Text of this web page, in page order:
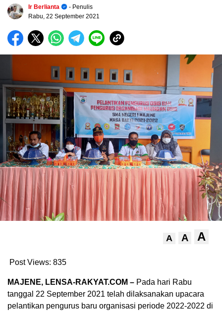
Ir Berlianta
- Penulis
Rabu, 22 September 2021
A A A
Post Views: 835
MAJENE, LENSA-RAKYAT.COM – Pada hari Rabu
tanggal 22 September 2021 telah dilaksanakan upacara
pelantikan pengurus baru organisasi periode 2022-2022 di